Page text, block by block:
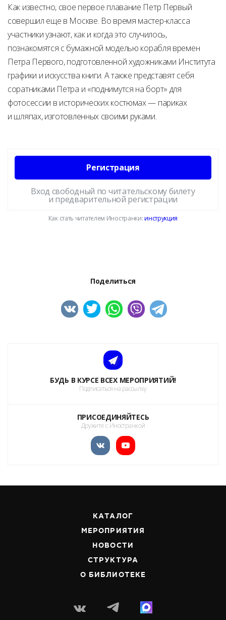
Как известно, свое первое плавание Петр Первый
совершил еще в Москве. Во время мастер-класса
участники узнают, как и когда это случилось,
познакомятся с бумажной моделью корабля времен
Петра Первого, подготовленной художниками Института
графики и искусства книги. А также представят себя
соратниками Петра и «поднимутся на борт» для
фотосессии в исторических костюмах — париках
и шляпах, изготовленных своими руками.
Регистрация
Вход свободный по читательскому билету
и предварительной регистрации
Как стать читателем Иностранки:инструкция
Поделиться
БУДЬ В КУРСЕ ВСЕХ МЕРОПРИЯТИЙ!
Подписаться на рассылку
ПРИСОЕДИНЯЙТЕСЬ
Дружите с Иностранкой
КАТАЛОГ
МЕРОПРИЯТИЯ
НОВОСТИ
СТРУКТУРА
О БИБЛИОТЕКЕ